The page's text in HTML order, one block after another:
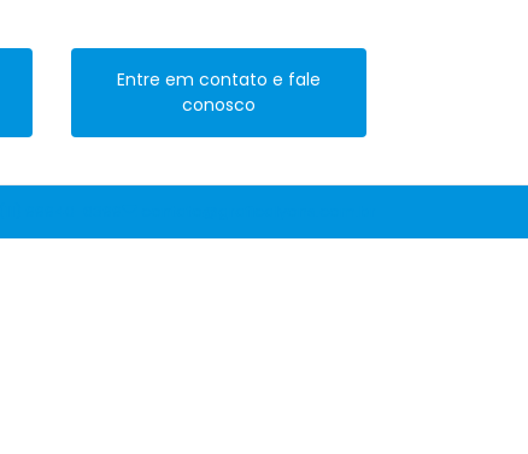
Entre em contato e fale
conosco